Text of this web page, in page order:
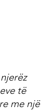
të
me një